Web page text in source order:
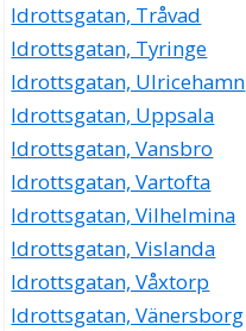
Idrottsgatan, Tråvad
Idrottsgatan, Tyringe
Idrottsgatan, Ulricehamn
Idrottsgatan, Uppsala
Idrottsgatan, Vansbro
Idrottsgatan, Vartofta
Idrottsgatan, Vilhelmina
Idrottsgatan, Vislanda
Idrottsgatan, Våxtorp
Idrottsgatan, Vänersborg